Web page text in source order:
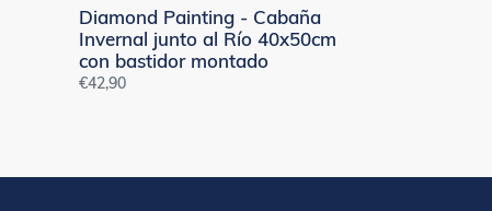
bastidor
montado
Diamond Painting - Cabaña
Invernal junto al Río 40x50cm
con bastidor montado
Precio
€42,90